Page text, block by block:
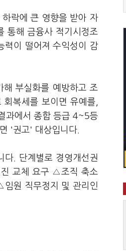
락에 큰 영향을 받아 자
통해 금융사 적기시정조
력이 떨어져 수익성이 감
해 부실화를 예방하고 조
복세를 보이면 유예를,
과에서 종합 등급 4~5등
'권고' 대상입니다.
다. 단계별로 경영개선권
교체 요구 △조직 축소
원 직무정지 및 관리인